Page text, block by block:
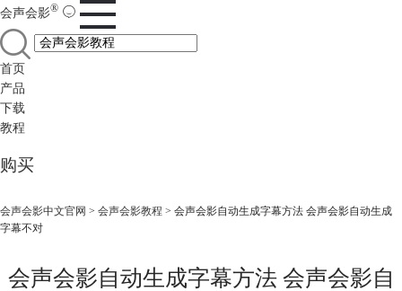
会声会影®
首页
产品
下载
教程
购买
会声会影中文官网 > 会声会影教程 > 会声会影自动生成字幕方法 会声会影自动生成
字幕不对
会声会影自动生成字幕方法 会声会影自